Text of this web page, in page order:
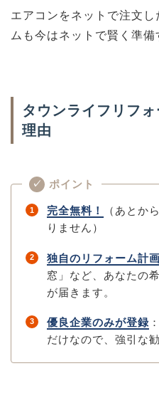
エアコンをネットで注文
ムも今はネットで賢く準備
タウンライフリフ
理由
✓ ポイント
1 完全無料！
（あとか
りません）
2 独自のリフォーム計
窓」など、あなたの
が届きます。
3 優良企業のみが登録
だけなので、強引な